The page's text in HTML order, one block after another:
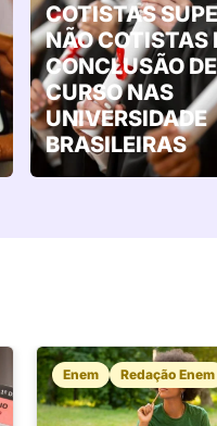
COTISTAS
NÃO COTISTAS
CONCLUSÃO DE
CURSO NAS
UNIVERSIDADE
BRASILEIRAS
Enem Redação Enem